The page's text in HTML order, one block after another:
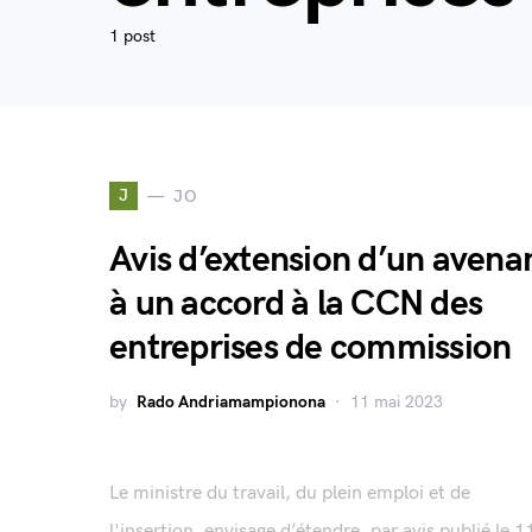
1 post
J JO
Avis d’extension d’un
à un accord à la CCN des
entreprises de commission
by Rado Andriamampionona 11 mai 2023
Le ministre du travail, du plein emploi et de